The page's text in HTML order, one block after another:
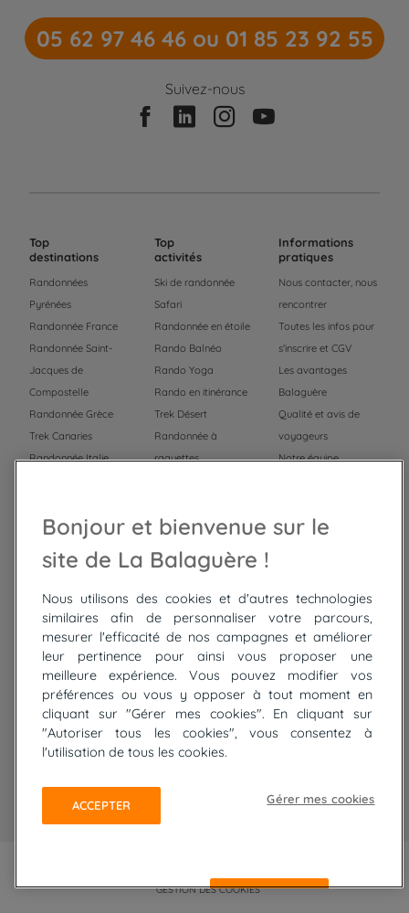
05 62 97 46 46 ou 01 85 23 92 55
Suivez-nous
Top
destinations
Randonnées
Pyrénées
Randonnée France
Randonnée Saint-
Jacques de
Compostelle
Randonnée Grèce
Trek Canaries
Randonnée Italie
Trek Mauritanie
Top
activités
Ski de randonnée
Safari
Randonnée en étoile
Rando Balnéo
Rando Yoga
Rando en itinérance
Trek Désert
Randonnée à
raquettes
Trek
Informations
pratiques
Nous contacter, nous
rencontrer
Toutes les infos pour
s'inscrire et CGV
Les avantages
Balaguère
Qualité et avis de
voyageurs
Notre équipe
Top
circuits
Tour du lac de Constance à vélo
Cyclades : Amorgos et Naxos
Randonnée aux Bardenas Reales
De Collioure à Cadaquès à pied
Découverte des trésors de Madère
Rando Réunion en douceur
Trek sur Tenerife
GESTION DES COOKIES
Bonjour et bienvenue sur le
site de La Balaguère !
Nous utilisons des cookies et d'autres technologies
similaires afin de personnaliser votre parcours,
mesurer l'efficacité de nos campagnes et améliorer
leur pertinence pour ainsi vous proposer une
meilleure expérience. Vous pouvez modifier vos
préférences ou vous y opposer à tout moment en
cliquant sur "Gérer mes cookies". En cliquant sur
"Autoriser tous les cookies", vous consentez à
l'utilisation de tous les cookies.
Gérer mes cookies
REFUSER
ACCEPTER